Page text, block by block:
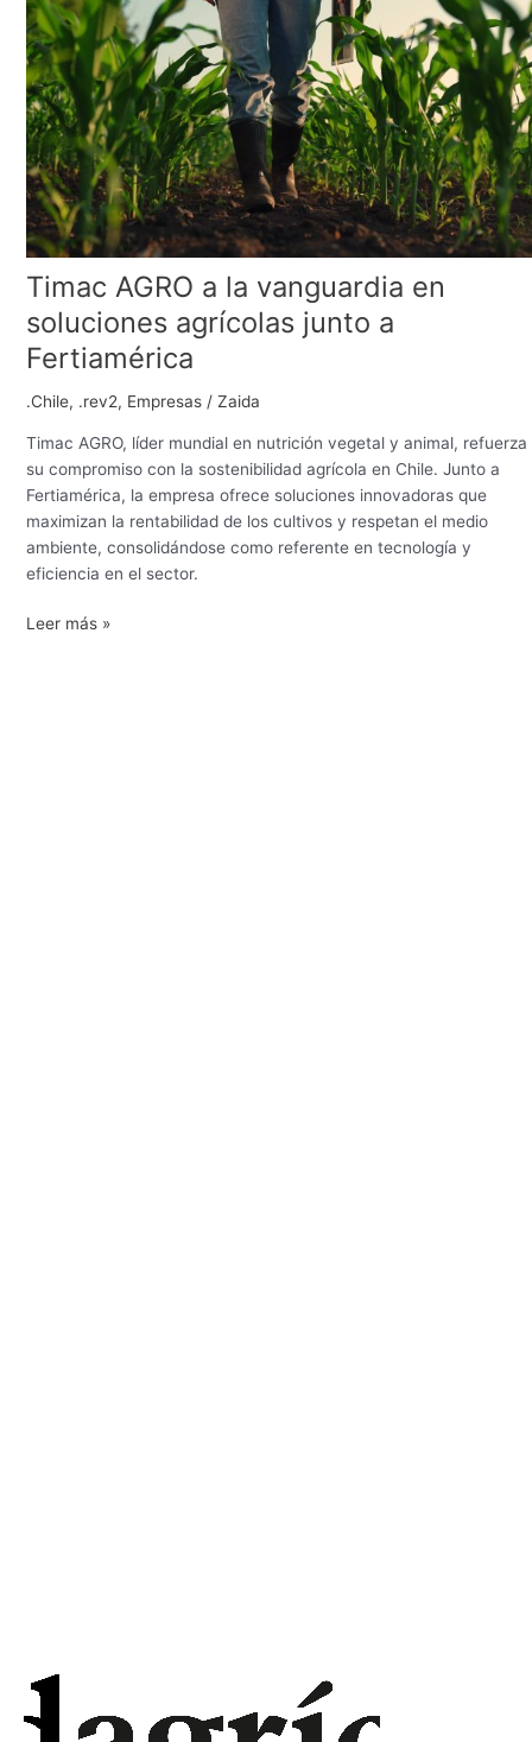
Timac AGRO a la vanguardia en
soluciones agrícolas junto a
Fertiamérica
.Chile, .rev2, Empresas /Zaida
Timac AGRO, líder mundial en nutrición vegetal y animal, refuerza
su compromiso con la sostenibilidad agrícola en Chile. Junto a
Fertiamérica, la empresa ofrece soluciones innovadoras que
maximizan la rentabilidad de los cultivos y respetan el medio
ambiente, consolidándose como referente en tecnología y
eficiencia en el sector.
AGRO
a
la
vanguardia
en
soluciones
agrícolas
junto
a
Fertiamérica
Leer más »